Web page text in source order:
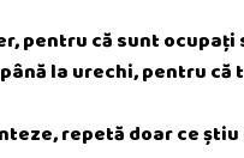
pentru că sunt ocupați
la urechi, pentru
repetă doar ce